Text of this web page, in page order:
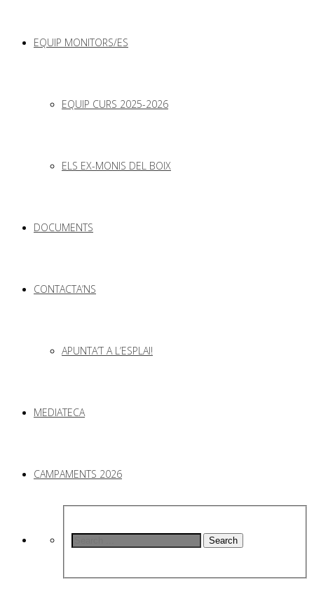
EQUIP MONITORS/ES
EQUIP CURS 2025-2026
ELS EX-MONIS DEL BOIX
DOCUMENTS
CONTACTA’NS
APUNTA’T A L’ESPLAI!
MEDIATECA
CAMPAMENTS 2026
Search